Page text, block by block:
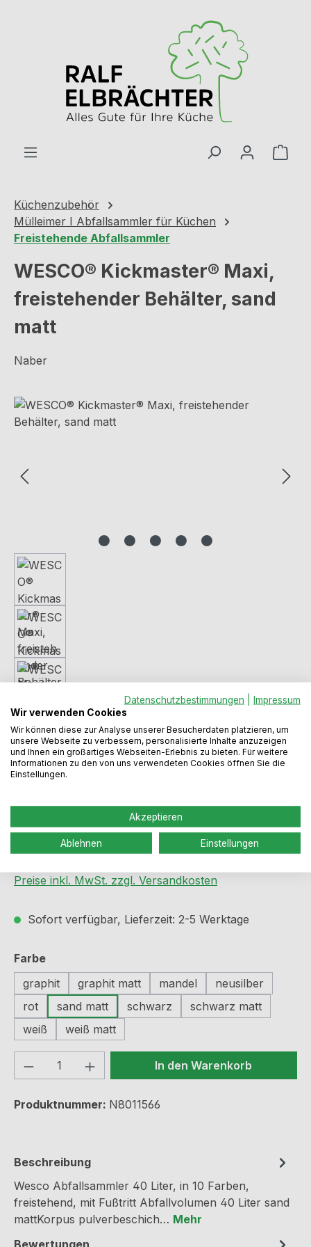
Küchenzubehör
Mülleimer I Abfallsammler für Küchen
Freistehende Abfallsammler
WESCO® Kickmaster® Maxi,
freistehender Behälter, sand
matt
Naber
Bildergalerie überspringen
Regulärer Preis:
192,99 €
Preise inkl. MwSt. zzgl. Versandkosten
Sofort verfügbar, Lieferzeit: 2-5 Werktage
Farbeauswählen
graphit
graphit matt mandel
neusilber
rot
sand matt schwarz
schwarz matt
weiß
weiß matt
Produkt Anzahl: Gib denIn den Warenkorb
Produktnummer: N8011566
Beschreibung
Wesco Abfallsammler 40 Liter, in 10 Farben,
freistehend, mit Fußtritt Abfallvolumen 40 Liter sand
mattKorpus pulverbeschich… Mehr
Datenschutzbestimmungen
Impressum
Wir verwenden Cookies
Wir können diese zur Analyse unserer Besucherdaten platzieren, um
unsere Webseite zu verbessern, personalisierte Inhalte anzuzeigen
und Ihnen ein großartiges Webseiten-Erlebnis zu bieten. Für weitere
Informationen zu den von uns verwendeten Cookies öffnen Sie die
Einstellungen.
Akzeptieren
Ablehnen Einstellungen